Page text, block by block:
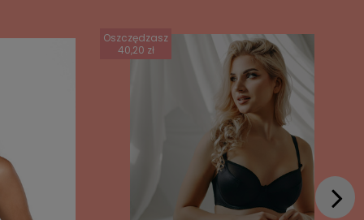
Oszczędzasz
40,20 zł